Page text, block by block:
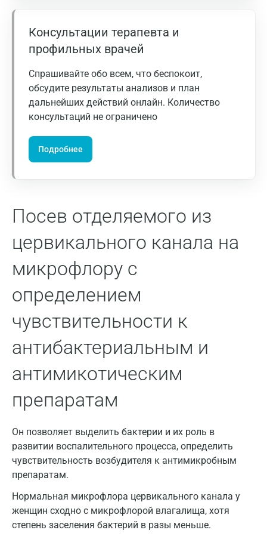
Консультации терапевта и
профильных врачей
Спрашивайте обо всем, что беспокоит,
обсудите результаты анализов и план
дальнейших действий онлайн. Количество
консультаций не ограничено
Подробнее
Посев отделяемого из
цервикального канала на
микрофлору с
определением
чувствительности к
антибактериальным и
антимикотическим
препаратам
Он позволяет выделить бактерии и их роль в
развитии воспалительного процесса, определить
чувствительность возбудителя к антимикробным
препаратам.
Нормальная микрофлора цервикального канала у
женщин сходно с микрофлорой влагалища, хотя
степень заселения бактерий в разы меньше.
Жуковский
Звенигород
Зеленоград
Иваново
Ижевск
Калининград
Калуга
Кемерово
Ковров
Котельники
Красногорск
Краснодар
Красноярск
Курск
Лабинск
Липецк